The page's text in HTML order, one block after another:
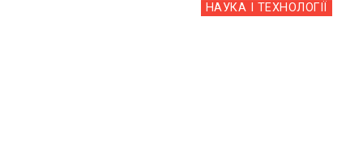
НАУКА І ТЕХНОЛОГІЇ